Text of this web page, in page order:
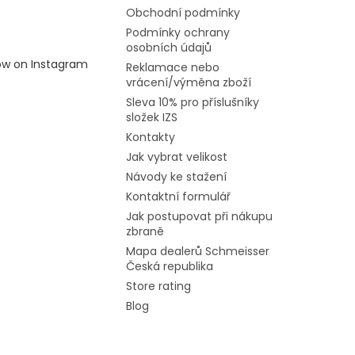
on Instagram
Obchodní podmínky
Podmínky ochrany
osobních údajů
Reklamace nebo
vrácení/výměna zboží
Sleva 10% pro příslušníky
složek IZS
Kontakty
Jak vybrat velikost
Návody ke stažení
Kontaktní formulář
Jak postupovat při nákupu
zbraně
Mapa dealerů Schmeisser
Česká republika
Store rating
Blog